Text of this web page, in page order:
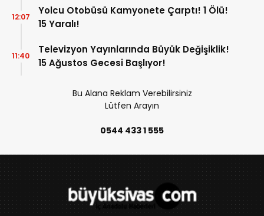
Yolcu Otobüsü Kamyonete Çarptı! 1 Ölü!
15 Yaralı!
12:07
Televizyon Yayınlarında Büyük Değişiklik!
15 Ağustos Gecesi Başlıyor!
11:40
Bu Alana Reklam Verebilirsiniz
Lütfen Arayın
0544 433 1 555